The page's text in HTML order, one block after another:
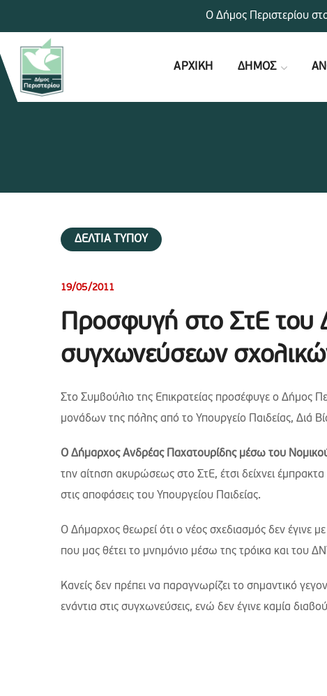
ΑΡΧΙΚΗ ΔΗΜΟΣ
ΔΕΛΤΙΑ ΤΥΠΟΥ
19/05/2011
Προσφυγή στο ΣτΕ του
συγχωνεύσεων
Στο Συμβούλιο της Επικρατείας προσέφυγε ο Δήμος
μονάδων της πόλης από το Υπουργείο Παιδείας, Διά
Ο Δήμαρχος Ανδρέας Παχατουρίδης μέσω του
την αίτηση ακυρώσεως στο ΣτΕ, έτσι δείχνει
στις αποφάσεις του Υπουργείου Παιδείας.
Ο Δήμαρχος θεωρεί ότι ο νέος σχεδιασμός δεν έγινε με
που μας θέτει το μνημόνιο μέσω της τρόικα και του
Κανείς δεν πρέπει να παραγνωρίζει το σημαντικό
ενάντια στις συγχωνεύσεις, ενώ δεν έγινε καμία
Ο Δήμος Περιστερίου